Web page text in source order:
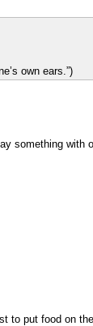
own ears.”)
something with
to put food on